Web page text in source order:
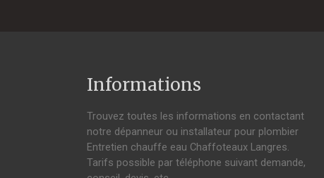
Informations
Trouvez toutes les informations en contactant
notre dépanneur ou installateur pour plombier
Entretien chauffe eau Chaffoteaux Langres.
Tarifs possible par téléphone suivant demande,